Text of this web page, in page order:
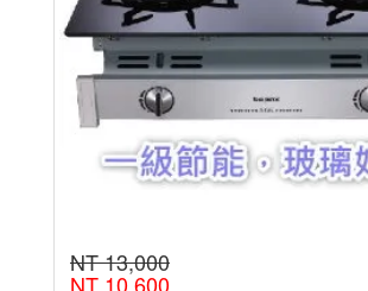
NT 13,000
NT 10,600